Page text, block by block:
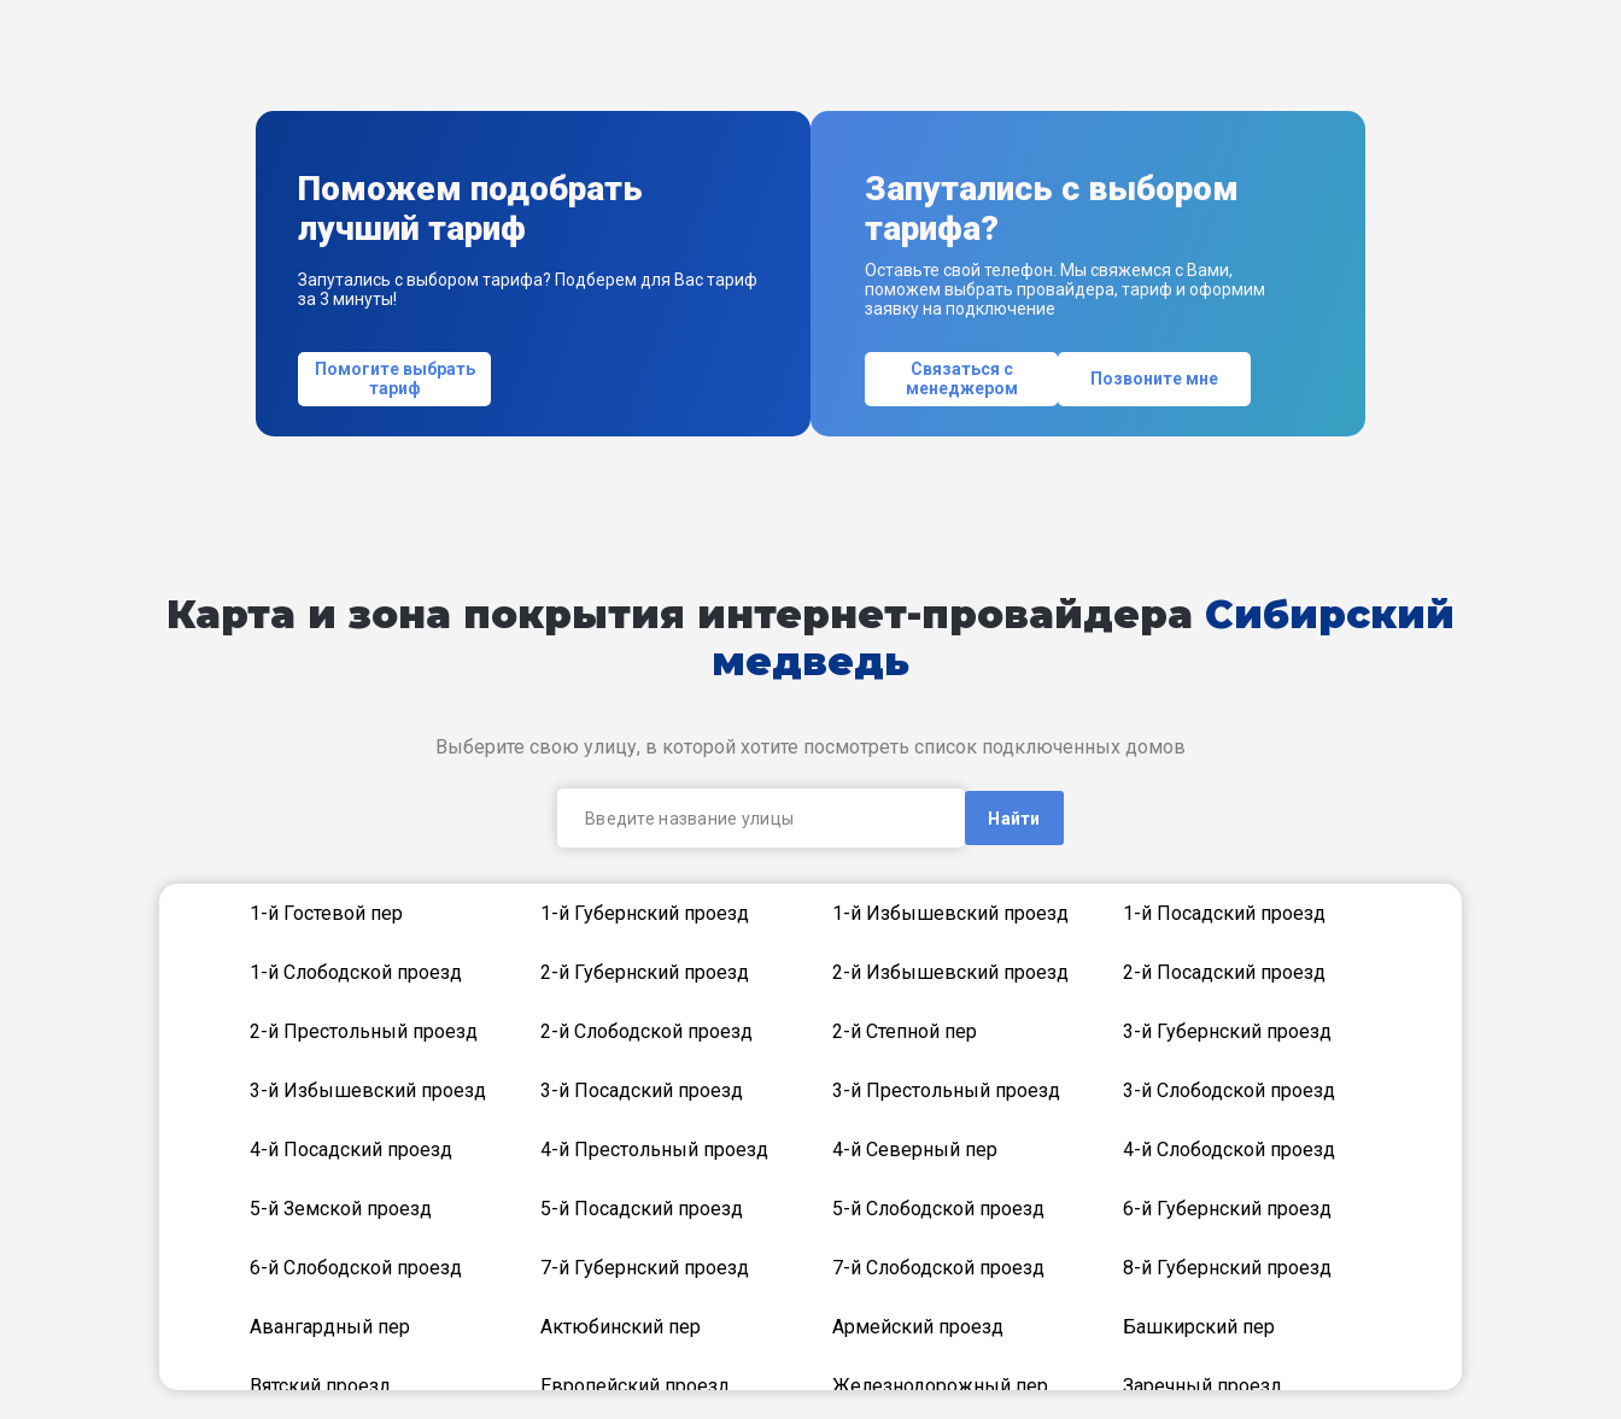
Поможем подобрать
лучший тариф
Запутались с выбором тарифа? Подберем для Вас тариф
за 3 минуты!
Помогите выбрать
тариф
Запутались с выбором
тарифа?
Оставьте свой телефон. Мы свяжемся с Вами,
поможем выбрать провайдера, тариф и оформим
заявку на подключение
Связаться с
менеджером
Позвоните мне
Карта и зона покрытия интернет-провайдера Сибирский
медведь
Выберите свою улицу, в которой хотите посмотреть список подключенных домов
Найти
1-й Гостевой пер 1-й Губернский проезд 1-й Избышевский проезд 1-й Посадский проезд
1-й Слободской проезд 2-й Губернский проезд 2-й Избышевский проезд 2-й Посадский проезд
2-й Престольный проезд 2-й Слободской проезд 2-й Степной пер 3-й Губернский проезд
3-й Избышевский проезд 3-й Посадский проезд 3-й Престольный проезд 3-й Слободской проезд
4-й Посадский проезд 4-й Престольный проезд 4-й Северный пер 4-й Слободской проезд
5-й Земской проезд 5-й Посадский проезд 5-й Слободской проезд 6-й Губернский проезд
6-й Слободской проезд 7-й Губернский проезд 7-й Слободской проезд 8-й Губернский проезд
Авангардный пер Актюбинский пер Армейский проезд Башкирский пер
Вятский проезд Европейский проезд Железнодорожный пер Заречный проезд